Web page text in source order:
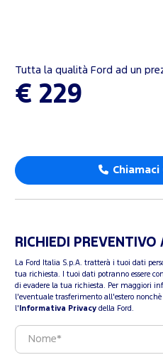
Tutta la qualità Ford ad un
€ 229
Chiamaci
RICHIEDI PREVENTIVO
La Ford Italia S.p.A. tratterà i tuoi dati
tua richiesta. I tuoi dati potranno essere
di evadere la tua richiesta. Per maggiori
l'eventuale trasferimento all'estero
l' Informativa Privacy della Ford.